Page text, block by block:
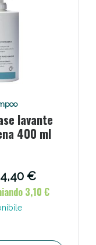
lavante
400 ml
€
3,10 €